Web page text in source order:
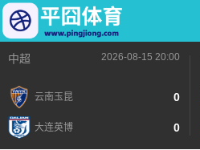
中超 2026-08-15 20:00
云南玉昆 0
大连英博 0